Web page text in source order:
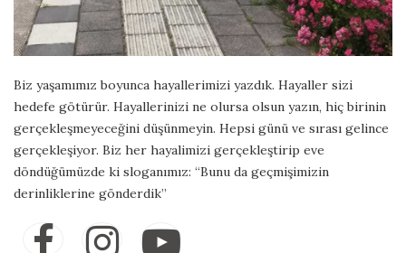
Biz yaşamımız boyunca hayallerimizi yazdık. Hayaller sizi
hedefe götürür. Hayallerinizi ne olursa olsun yazın, hiç birinin
gerçekleşmeyeceğini düşünmeyin. Hepsi günü ve sırası gelince
gerçekleşiyor. Biz her hayalimizi gerçekleştirip eve
döndüğümüzde ki sloganımız: “Bunu da geçmişimizin
derinliklerine gönderdik”